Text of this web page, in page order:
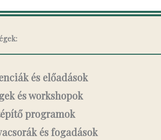
és előadások
és workshopok
programok
és fogadások